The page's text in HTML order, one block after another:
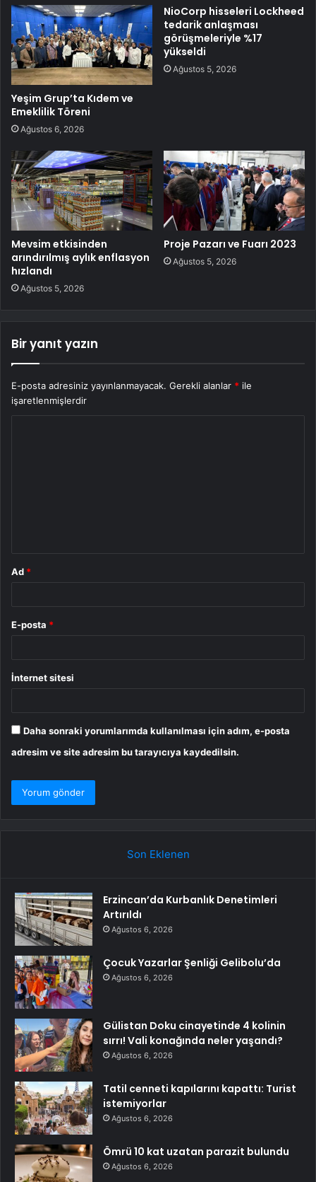
Yeşim Grup’ta Kıdem ve
Emeklilik Töreni
Ağustos 6, 2026
NioCorp hisseleri Lockheed
tedarik anlaşması
görüşmeleriyle %17
yükseldi
Ağustos 5, 2026
Mevsim etkisinden
arındırılmış aylık enflasyon
hızlandı
Ağustos 5, 2026
Proje Pazarı ve Fuarı 2023
Ağustos 5, 2026
Bir yanıt yazın
E-posta adresiniz yayınlanmayacak. Gerekli alanlar * ile
işaretlenmişlerdir
Ad *
E-posta *
İnternet sitesi
Daha sonraki yorumlarımda kullanılması için adım, e-posta
adresim ve site adresim bu tarayıcıya kaydedilsin.
Son Eklenen
Erzincan’da Kurbanlık Denetimleri
Artırıldı
Ağustos 6, 2026
Çocuk Yazarlar Şenliği Gelibolu’da
Ağustos 6, 2026
Gülistan Doku cinayetinde 4 kolinin
sırrı! Vali konağında neler yaşandı?
Ağustos 6, 2026
Tatil cenneti kapılarını kapattı: Turist
istemiyorlar
Ağustos 6, 2026
Ömrü 10 kat uzatan parazit bulundu
Ağustos 6, 2026